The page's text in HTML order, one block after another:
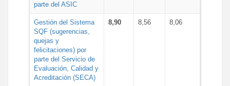
parte del ASIC
Gestión del Sistema
SQF (sugerencias,
quejas y
felicitaciones) por
parte del Servicio de
Evaluación, Calidad y
Acreditación (SECA)
8,90 8,56 8,06